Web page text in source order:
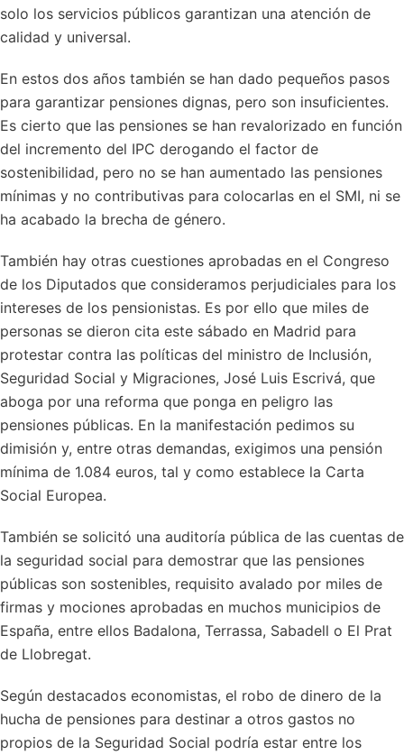
solo los servicios públicos garantizan una atención de
calidad y universal.
En estos dos años también se han dado pequeños pasos
para garantizar pensiones dignas, pero son insuficientes.
Es cierto que las pensiones se han revalorizado en función
del incremento del IPC derogando el factor de
sostenibilidad, pero no se han aumentado las pensiones
mínimas y no contributivas para colocarlas en el SMI, ni se
ha acabado la brecha de género.
También hay otras cuestiones aprobadas en el Congreso
de los Diputados que consideramos perjudiciales para los
intereses de los pensionistas. Es por ello que miles de
personas se dieron cita este sábado en Madrid para
protestar contra las políticas del ministro de Inclusión,
Seguridad Social y Migraciones, José Luis Escrivá, que
aboga por una reforma que ponga en peligro las
pensiones públicas. En la manifestación pedimos su
dimisión y, entre otras demandas, exigimos una pensión
mínima de 1.084 euros, tal y como establece la Carta
Social Europea.
También se solicitó una auditoría pública de las cuentas de
la seguridad social para demostrar que las pensiones
públicas son sostenibles, requisito avalado por miles de
firmas y mociones aprobadas en muchos municipios de
España, entre ellos Badalona, Terrassa, Sabadell o El Prat
de Llobregat.
Según destacados economistas, el robo de dinero de la
hucha de pensiones para destinar a otros gastos no
propios de la Seguridad Social podría estar entre los